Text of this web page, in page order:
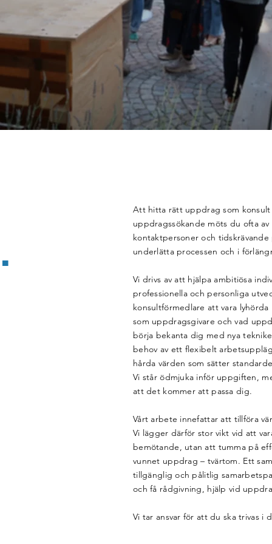
.
Att hitta rätt uppdrag som konsult
uppdragssökande möts du ofta
kontaktpersoner och
underlätta processen och i
Vi drivs av att hjälpa ambitiösa
professionella och personliga
konsultförmedlare att vara
som uppdragsgivare och vad
börja bekanta dig med nya
behov av ett flexibelt
hårda värden som sätter
Vi står ödmjuka inför uppgiften,
att det kommer att passa dig.
Vårt arbete innefattar att tillföra
Vi lägger därför stor vikt vid att
bemötande, utan att tumma på
vunnet uppdrag – tvärtom. Ett
tillgänglig och pålitlig
och få rådgivning, hjälp vid
Vi tar ansvar för att du ska trivas i